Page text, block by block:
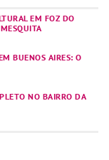
EM FOZ DO
BUENOS AIRES: O
NO BAIRRO DA